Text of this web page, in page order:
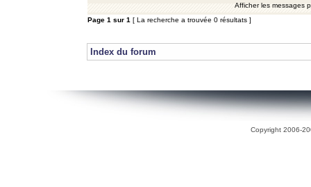
Afficher les messages
Page 1 sur 1 [ La recherche a trouvée 0 résultats ]
Index du forum
Copyright 2006-